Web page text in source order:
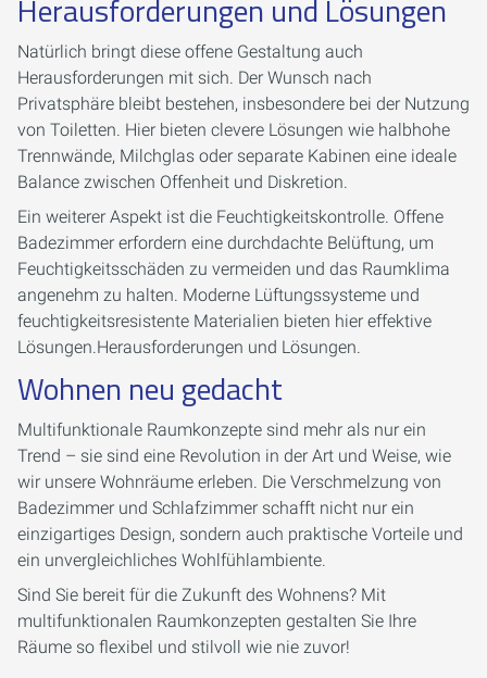
Herausforderungen und Lösungen
Natürlich bringt diese offene Gestaltung auch
Herausforderungen mit sich. Der Wunsch nach
Privatsphäre bleibt bestehen, insbesondere bei der Nutzung
von Toiletten. Hier bieten clevere Lösungen wie halbhohe
Trennwände, Milchglas oder separate Kabinen eine ideale
Balance zwischen Offenheit und Diskretion.
Ein weiterer Aspekt ist die Feuchtigkeitskontrolle. Offene
Badezimmer erfordern eine durchdachte Belüftung, um
Feuchtigkeitsschäden zu vermeiden und das Raumklima
angenehm zu halten. Moderne Lüftungssysteme und
feuchtigkeitsresistente Materialien bieten hier effektive
Lösungen.Herausforderungen und Lösungen.
Wohnen neu gedacht
Multifunktionale Raumkonzepte sind mehr als nur ein
Trend – sie sind eine Revolution in der Art und Weise, wie
wir unsere Wohnräume erleben. Die Verschmelzung von
Badezimmer und Schlafzimmer schafft nicht nur ein
einzigartiges Design, sondern auch praktische Vorteile und
ein unvergleichliches Wohlfühlambiente.
Sind Sie bereit für die Zukunft des Wohnens? Mit
multifunktionalen Raumkonzepten gestalten Sie Ihre
Räume so flexibel und stilvoll wie nie zuvor!